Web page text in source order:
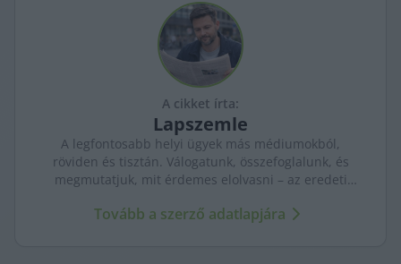
A cikket írta:
Lapszemle
A legfontosabb helyi ügyek más médiumokból,
röviden és tisztán. Válogatunk, összefoglalunk, és
megmutatjuk, mit érdemes elolvasni – az eredeti
Tovább a szerző adatlapjára